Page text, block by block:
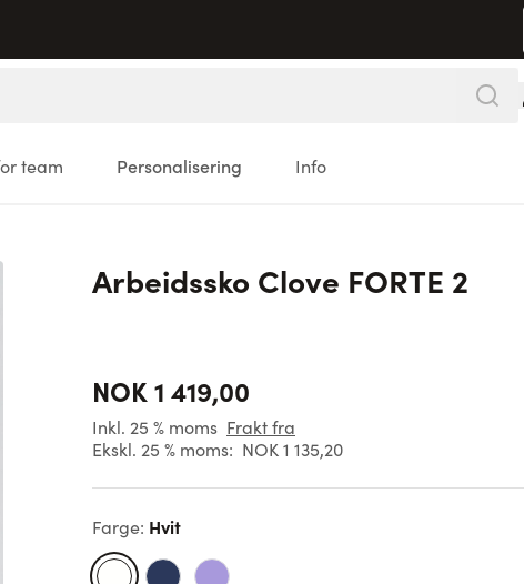
team Personalisering Info
Arbeidssko Clove FORTE 2
NOK 1 419,00
Inkl. 25 % moms Frakt fra
Ekskl. 25 % moms: NOK 1 135,20
Farge: Hvit